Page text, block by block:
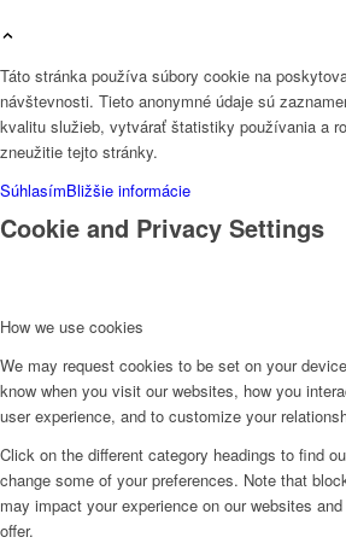
Táto stránka používa súbory cookie na
návštevnosti. Tieto anonymné údaje sú
kvalitu služieb, vytvárať štatistiky používania a
zneužitie tejto stránky.
SúhlasímBližšie informácie
Cookie and Privacy Settings
How we use cookies
We may request cookies to be set on your
know when you visit our websites, how you
user experience, and to customize your
Click on the different category headings to find
change some of your preferences. Note that
may impact your experience on our websites
offer.